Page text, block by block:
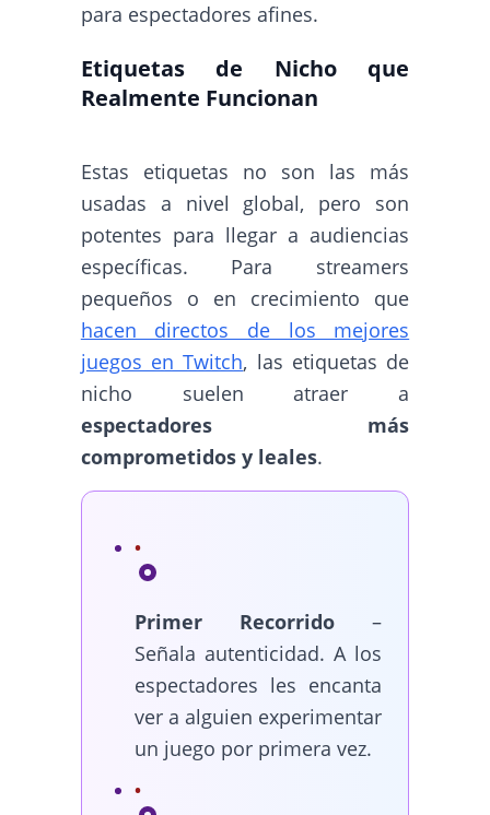
para espectadores afines.
Etiquetas de Nicho que
Realmente Funcionan
Estas etiquetas no son las más
usadas a nivel global, pero son
potentes para llegar a audiencias
específicas. Para streamers
pequeños o en crecimiento que
hacen directos de los mejores
juegos en Twitch, las etiquetas de
nicho suelen atraer a
espectadores más
comprometidos y leales.
Primer Recorrido –
Señala autenticidad. A los
espectadores les encanta
ver a alguien experimentar
un juego por primera vez.